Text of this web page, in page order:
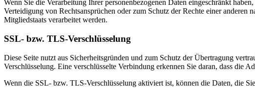
Wenn Sie die Verarbeitung Ihrer personenbezogenen Daten eingeschränkt
Verteidigung von Rechtsansprüchen oder zum Schutz der Rechte einer
Mitgliedstaats verarbeitet werden.
SSL- bzw. TLS-Verschlüsselung
Diese Seite nutzt aus Sicherheitsgründen und zum Schutz der Übertragung
Verschlüsselung. Eine verschlüsselte Verbindung erkennen Sie daran, dass die
Wenn die SSL- bzw. TLS-Verschlüsselung aktiviert ist, können die Daten, die